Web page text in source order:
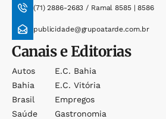
(71) 2886-2683 / Ramal 8585 | 8586
publicidade@grupoatarde.com.br
Canais e Editorias
Autos
Bahia
Brasil
Saúde
E.c. Bahia
E.c. Vitória
Empregos
Gastronomia